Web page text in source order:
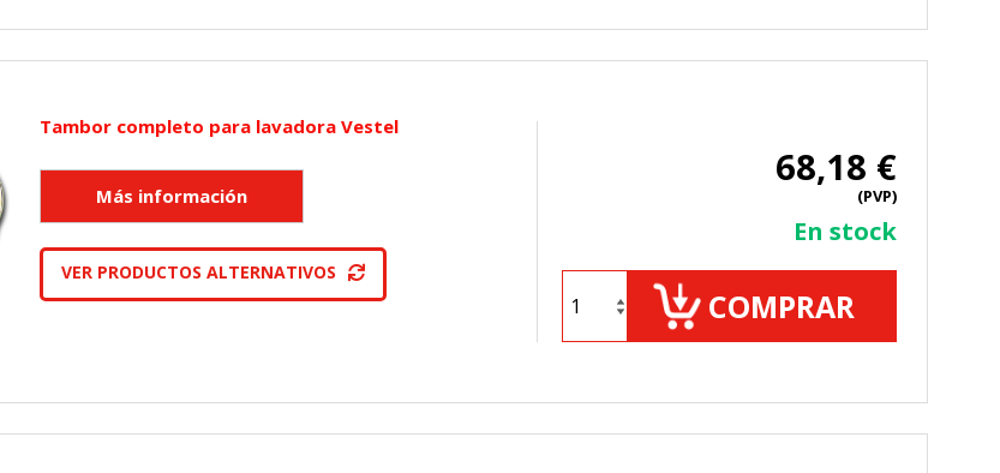
Tambor completo para lavadora Vestel
VER PRODUCTOS ALTERNATIVOS
68,18 €
(PVP)
En stock
COMPRAR
HABILITAR TODO RECHAZAR TODO